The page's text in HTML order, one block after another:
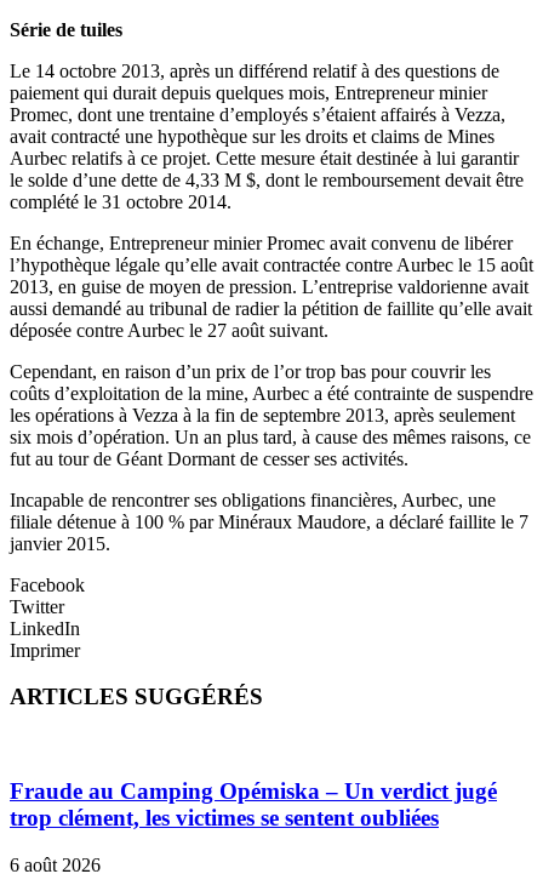
Série de tuiles
Le 14 octobre 2013, après un différend relatif à des questions de
paiement qui durait depuis quelques mois, Entrepreneur minier
Promec, dont une trentaine d’employés s’étaient affairés à Vezza,
avait contracté une hypothèque sur les droits et claims de Mines
Aurbec relatifs à ce projet. Cette mesure était destinée à lui garantir
le solde d’une dette de 4,33 M $, dont le remboursement devait être
complété le 31 octobre 2014.
En échange, Entrepreneur minier Promec avait convenu de libérer
l’hypothèque légale qu’elle avait contractée contre Aurbec le 15 août
2013, en guise de moyen de pression. L’entreprise valdorienne avait
aussi demandé au tribunal de radier la pétition de faillite qu’elle avait
déposée contre Aurbec le 27 août suivant.
Cependant, en raison d’un prix de l’or trop bas pour couvrir les
coûts d’exploitation de la mine, Aurbec a été contrainte de suspendre
les opérations à Vezza à la fin de septembre 2013, après seulement
six mois d’opération. Un an plus tard, à cause des mêmes raisons, ce
fut au tour de Géant Dormant de cesser ses activités.
Incapable de rencontrer ses obligations financières, Aurbec, une
filiale détenue à 100 % par Minéraux Maudore, a déclaré faillite le 7
janvier 2015.
Facebook
Twitter
LinkedIn
Imprimer
ARTICLES SUGGÉRÉS
Fraude au Camping Opémiska – Un verdict jugé
trop clément, les victimes se sentent oubliées
6 août 2026